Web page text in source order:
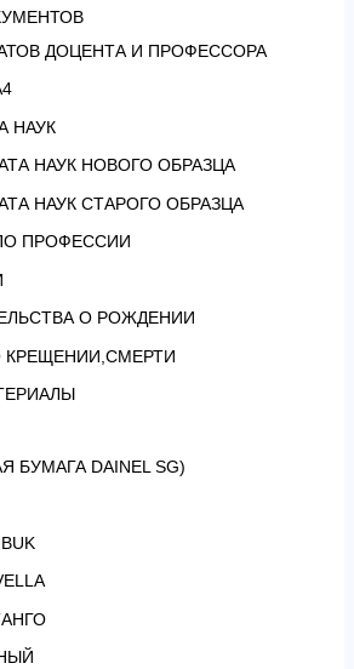
ДОЦЕНТА И ПРОФЕССОРА
НАУК
НАУК НОВОГО ОБРАЗЦА
НАУК СТАРОГО ОБРАЗЦА
ПРОФЕССИИ
О РОЖДЕНИИ
КРЕЩЕНИИ,СМЕРТИ
БУМАГА DAINEL SG)